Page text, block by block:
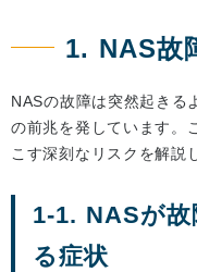
1. NAS故
NASの故障は突然起きる
の前兆を発しています。
こす深刻なリスクを解説
1-1. NASが
る症状